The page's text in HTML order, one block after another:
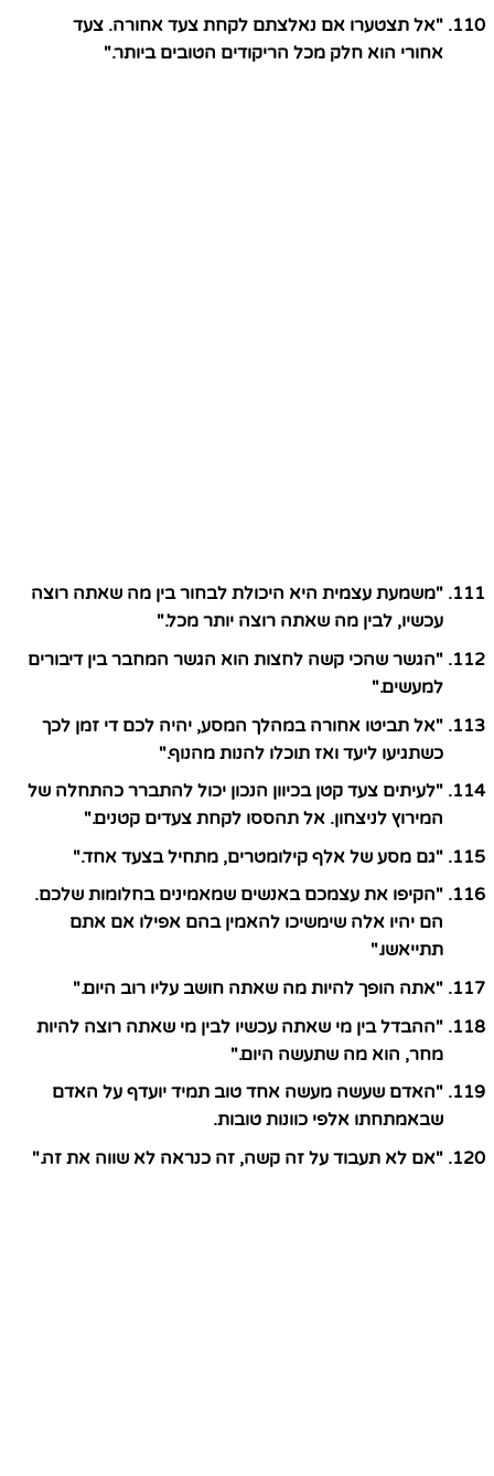
"אל תצטערו אם נאלצתם לקחת צעד אחורה. צעד
אחורי הוא חלק מכל הריקודים הטובים ביותר."
"משמעת עצמית היא היכולת לבחור בין מה שאתה רוצה
עכשיו, לבין מה שאתה רוצה יותר מכל."
"הגשר שהכי קשה לחצות הוא הגשר המחבר בין דיבורים
למעשים."
"אל תביטו אחורה במהלך המסע, יהיה לכם די זמן לכך
כשתגיעו ליעד ואז תוכלו להנות מהנוף."
"לעיתים צעד קטן בכיוון הנכון יכול להתברר כהתחלה של
המירוץ לניצחון. אל תהססו לקחת צעדים קטנים."
"גם מסע של אלף קילומטרים, מתחיל בצעד אחד."
"הקיפו את עצמכם באנשים שמאמינים בחלומות שלכם.
הם יהיו אלה שימשיכו להאמין בהם אפילו אם אתם
תתייאשו."
"אתה הופך להיות מה שאתה חושב עליו רוב היום."
"ההבדל בין מי שאתה עכשיו לבין מי שאתה רוצה להיות
מחר, הוא מה שתעשה היום."
"האדם שעשה מעשה אחד טוב תמיד יועדף על האדם
שבאמתחתו אלפי כוונות טובות.
"אם לא תעבוד על זה קשה, זה כנראה לא שווה את זה."